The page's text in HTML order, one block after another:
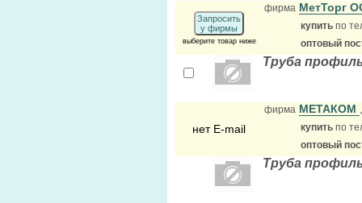
Запросить
у фирмы
выберите товар ниже
фирма МетТорг
купить по
оптовый
Труба
нет E-mail
фирма МЕТАКОМ
купить по
оптовый
Труба